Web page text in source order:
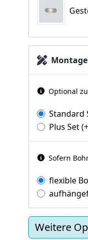
Montage
Optional
Standard
Plus Set(+
Sofern
flexible
Weitere